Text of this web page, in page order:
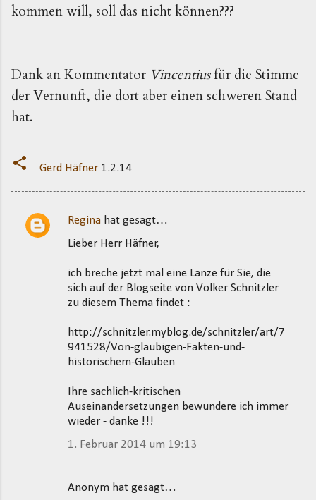
kommen will, soll das nicht können???
Dank an Kommentator Vincentiusfür die Stimme
der Vernunft, die dort aber einen schweren Stand
hat.
Gerd Häfner 1.2.14
K
Regina hat gesagt…
Lieber Herr Häfner,
ich breche jetzt mal eine Lanze für Sie, die
sich auf der Blogseite von Volker Schnitzler
zu diesem Thema findet :
http://schnitzler.myblog.de/schnitzler/art/7
941528/Von-glaubigen-Fakten-und-
historischem-Glauben
Ihre sachlich-kritischen
Auseinandersetzungen bewundere ich immer
wieder - danke !!!
1. Februar 2014 um 19:13
Anonym hat gesagt…